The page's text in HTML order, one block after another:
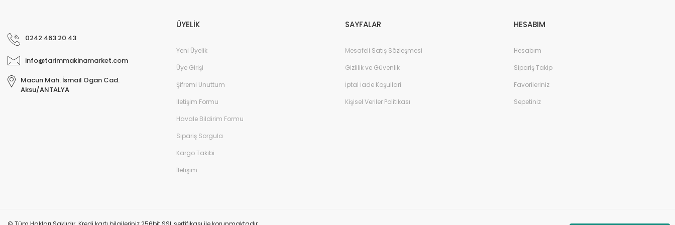
0242 463 20 43
info@tarimmakinamarket.com
Macun Mah. İsmail Ogan Cad.
Aksu/ANTALYA
ÜYELİK
Yeni Üyelik
Üye Girişi
Şifremi Unuttum
İletişim Formu
Havale Bildirim Formu
Sipariş Sorgula
Kargo Takibi
İletişim
SAYFALAR
Mesafeli Satış Sözleşmesi
Gizlilik ve Güvenlik
İptal İade Koşullari
Kişisel Veriler Politikası
HESABIM
Hesabım
Sipariş Takip
Favorileriniz
Sepetiniz